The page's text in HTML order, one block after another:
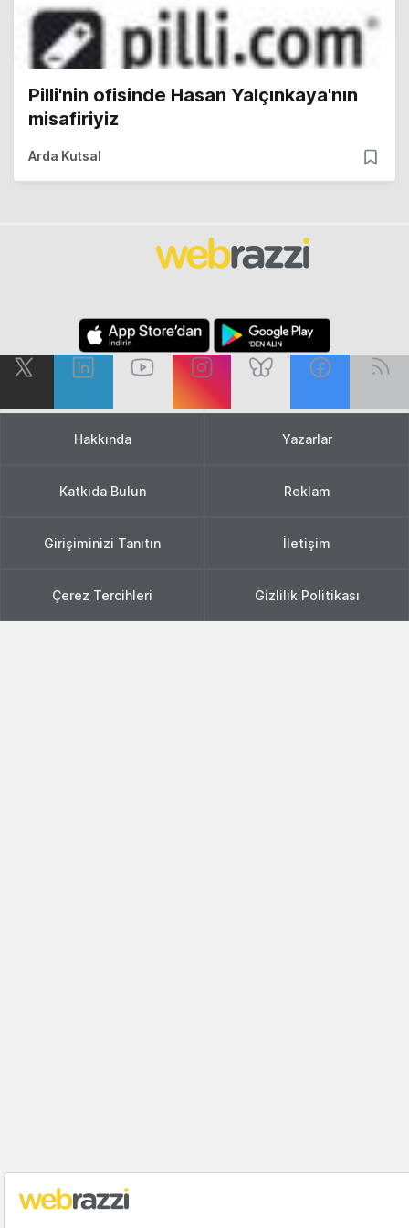
Pilli'nin ofisinde Hasan Yalçınkaya'nın
misafiriyiz
Arda Kutsal
Hakkında Yazarlar
Katkıda Bulun Reklam
Girişiminizi Tanıtın İletişim
Çerez Tercihleri Gizlilik Politikası